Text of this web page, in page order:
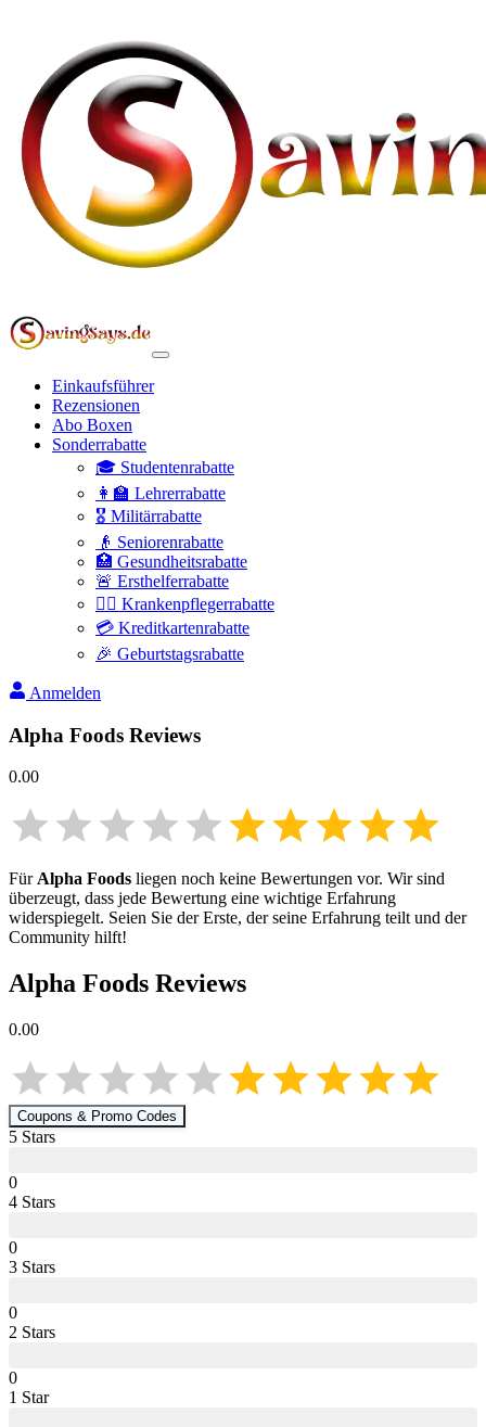
Einkaufsführer
Rezensionen
Abo Boxen
Sonderrabatte
🎓 Studentenrabatte
👩‍🏫 Lehrerrabatte
🎖️ Militärrabatte
👴 Seniorenrabatte
🏥 Gesundheitsrabatte
🚨 Ersthelferrabatte
👩‍⚕️ Krankenpflegerrabatte
💳 Kreditkartenrabatte
🎉 Geburtstagsrabatte
Anmelden
Alpha Foods Reviews
0.00
FürAlpha Foods liegen noch keine Bewertungen vor. Wir sind
überzeugt, dass jede Bewertung eine wichtige Erfahrung
widerspiegelt. Seien Sie der Erste, der seine Erfahrung teilt und der
Community hilft!
Alpha Foods Reviews
0.00
Coupons & Promo Codes
5 Stars
0
4 Stars
0
3 Stars
0
2 Stars
0
1 Star